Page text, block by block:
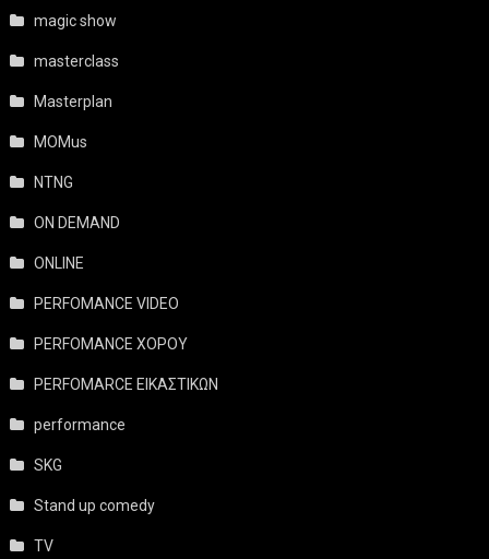
magic show
masterclass
Masterplan
MOMus
NTNG
ON DEMAND
ONLINE
PERFOMANCE VIDEO
PERFOMANCE ΧΟΡΟΥ
PERFOMARCE ΕΙΚΑΣΤΙΚΩΝ
performance
SKG
Stand up comedy
TV